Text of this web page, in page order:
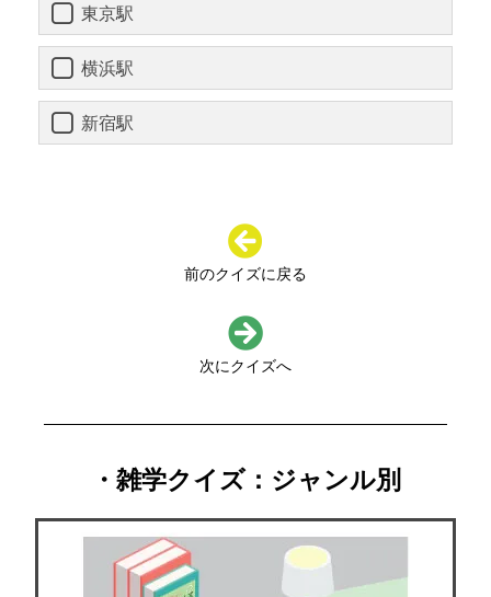
東京駅
横浜駅
新宿駅
前のクイズに戻る
次にクイズへ
・雑学クイズ：ジャンル別